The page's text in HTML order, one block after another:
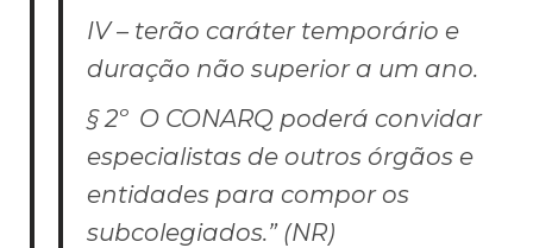
IV – terão caráter temporário e
duração não superior a um ano.
§ 2º O CONARQ poderá convidar
especialistas de outros órgãos e
entidades para compor os
subcolegiados.” (NR)